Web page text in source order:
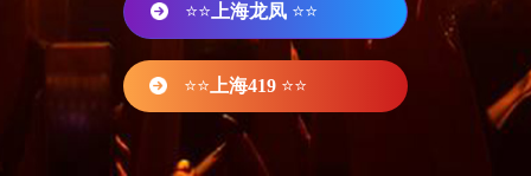
⭐⭐ 上海龙凤 ⭐⭐
⭐⭐ 上海419 ⭐⭐